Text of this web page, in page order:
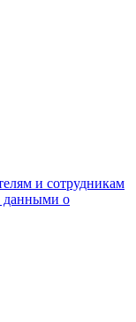
и сотрудникам
данными о